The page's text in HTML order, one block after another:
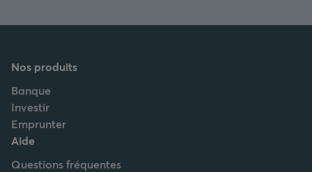
Nos produits
Banque
Investir
Emprunter
Aide
Questions fréquentes